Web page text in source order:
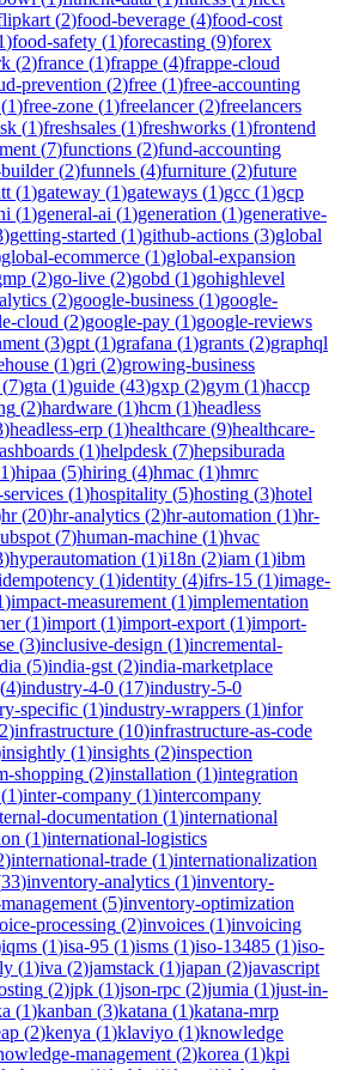
(2)food-beverage (4)food-cost
)food-safety (1)forecasting (9)forex
(2)france (1)frappe (4)frappe-cloud
prevention (2)free (1)free-accounting
(1)free-zone (1)freelancer(2)freelancers
(1)freshsales (1)freshworks (1)frontend
(7)functions (2)fund-accounting
(2)funnels (4)furniture (2)future
(1)gateway (1)gateways (1)gcc (1)gcp
(1)general-ai (1)generation (1)generative-
)getting-started (1)github-actions (3)global
global-ecommerce (1)global-expansion
(2)go-live (2)gobd (1)gohighlevel
(2)google-business (1)google-
cloud (2)google-pay (1)google-reviews
(3)gpt (1)grafana (1)grants (2)graphql
(1)gri (2)growing-business
(7)gta (1)guide (43)gxp (2)gym (1)haccp
(2)hardware (1)hcm (1)headless
)headless-erp (1)healthcare (9)healthcare-
(1)helpdesk (7)hepsiburada
1)hipaa (5)hiring (4)hmac (1)hmrc
(1)hospitality (5)hosting (3)hotel
hr(20)hr-analytics (2)hr-automation (1)hr-
(7)human-machine (1)hvac
)hyperautomation (1)i18n (2)iam (1)ibm
(1)identity (4)ifrs-15 (1)image-
)impact-measurement (1)implementation
(1)import (1)import-export (1)import-
(3)inclusive-design (1)incremental-
(5)india-gst (2)india-marketplace
(4)industry-4-0 (17)industry-5-0
specific (1)industry-wrappers (1)infor
2)infrastructure (10)infrastructure-as-code
insightly (1)insights (2)inspection
shopping (2)installation (1)integration
(1)inter-company (1)intercompany
documentation (1)international
(1)international-logistics
)international-trade (1)internationalization
33)inventory-analytics (1)inventory-
(5)inventory-optimization
processing (2)invoices (1)invoicing
iqms (1)isa-95 (1)isms (1)iso-13485 (1)iso-
(1)iva (2)jamstack (1)japan (2)javascript
(2)jpk (1)json-rpc (2)jumia (1)just-in-
(1)kanban (3)katana (1)katana-mrp
(2)kenya (1)klaviyo (1)knowledge
management (2)korea (1)kpi